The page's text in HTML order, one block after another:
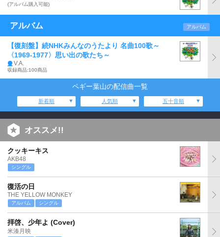
(アルバム購入可能)
アルバム アルバム
【復刻盤】続NHKみんなのうたより 名曲100歌～
〈1969-1977〉思い出の歌たち～
V.A.
収録商品:100商品
ペギー葉山の配信曲一覧
新着順 人気順 五十音順
オススメ!!
クッキーキス
AKB48
シングル
復活の日
THE YELLOW MONKEY
アルバム シングル
拝啓、少年よ (Cover)
米湊月映